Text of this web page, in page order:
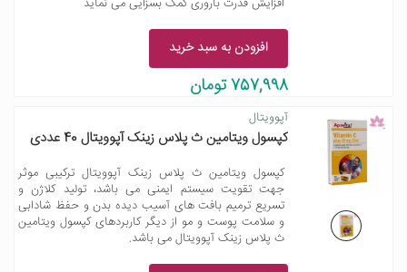
افزایش قدرت باروری کمک بسزایی می نماید
افزودن به سبد خرید
757,998 تومان
آپوویتال
کپسول ویتامین ث پلاس زینک آپوویتال 40 عددی
کپسول ویتامین ث پلاس زینک آپوویتال ترکیبی موثر
جهت تقویت سیستم ایمنی می باشد، تولید کلاژن و
تسریع ترمیم بافت های آسیب دیده بدن و حفظ شادابی
و سلامت پوست و مو از دیگر کاربردهای کپسول ویتامین
ث پلاس زینک آپوویتال می باشد.